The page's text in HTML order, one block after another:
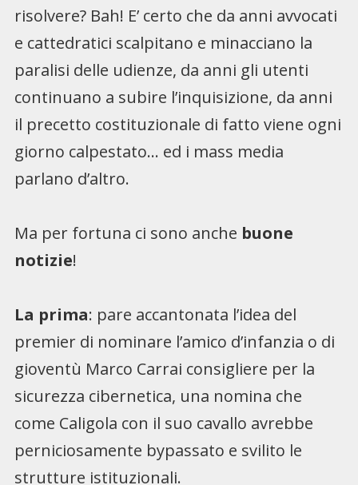
risolvere? Bah! E’ certo che da anni avvocati
e cattedratici scalpitano e minacciano la
paralisi delle udienze, da anni gli utenti
continuano a subire l’inquisizione, da anni
il precetto costituzionale di fatto viene ogni
giorno calpestato… ed i mass media
parlano d’altro.
Ma per fortuna ci sono anche buone
notizie!
La prima: pare accantonata l’idea del
premier di nominare l’amico d’infanzia o di
gioventù Marco Carrai consigliere per la
sicurezza cibernetica, una nomina che
come Caligola con il suo cavallo avrebbe
perniciosamente bypassato e svilito le
strutture istituzionali.